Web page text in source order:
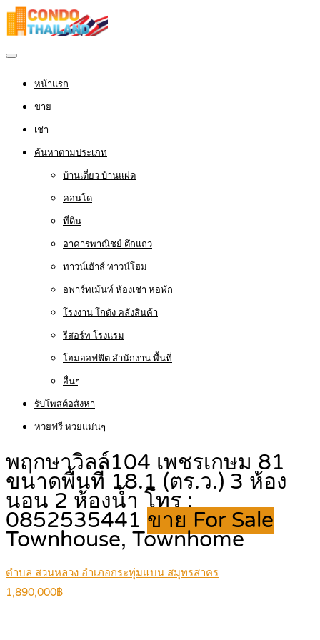
หน้าแรก
ขาย
เช่า
ค้นหาตามประเภท
บ้านเดี่ยว บ้านแฝด
คอนโด
ที่ดิน
อาคารพาณิชย์ ตึกแถว
ทาวน์เฮ้าส์ ทาวน์โฮม
อพาร์ทเม้นท์ ห้องเช่า หอพัก
โรงงาน โกดัง คลังสินค้า
รีสอร์ท โรงแรม
โฮมออฟฟิต สำนักงาน พื้นที่
อื่นๆ
รับโพสต์อสังหา
หวยฟรี หวยแม่นๆ
พฤกษาวิลล์104 เพชรเกษม 81
ขนาดพื้นที่ 18.1 (ตร.ว.) 3 ห้อง
นอน 2 ห้องน้ำ โทร :
0852535441 ขาย For Sale
Townhouse, Townhome
ตำบล สวนหลวง อำเภอกระทุ่มแบน สมุทรสาคร
1,890,000฿